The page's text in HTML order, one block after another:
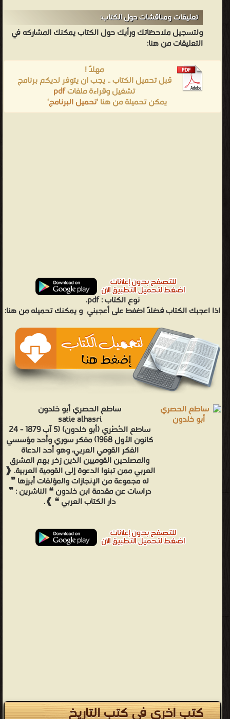
تعليقات ومناقشات حول الكتاب:
ولتسجيل ملاحظاتك ورأيك حول الكتاب يمكنك المشاركه في
التعليقات من هنا:
مهلاً !
قبل تحميل الكتاب .. يجب ان يتوفر لديكم برنامج
تشغيل وقراءة ملفاتpdf
يمكن تحميلة من هنا 'تحميل البرنامج'
نوع الكتاب :pdf.
اذا اعجبك الكتاب فضلاً اضغط على أعجبني و يمكنك تحميله من هنا:
ساطع الحصري أبو خلدون
satie alhasri
ساطع الحُصْري (أبو خلدون) (5 آب 1879 - ‏24
كانون الأول 1968) مفكر سوري وأحد مؤسسي
الفكر القومي العربي، وهو أحد الدعاة
والمصلحين القوميين الذين زخر بهم المشرق
العربي ممن تبنوا الدعوة إلى القومية العربية. ❰
له مجموعة من الإنجازات والمؤلفات أبرزها ❞
دراسات عن مقدمة ابن خلدون ❝ الناشرين : ❞
دار الكتاب العربي ❝ ❱.
كتب اخرى في كتب التاريخ